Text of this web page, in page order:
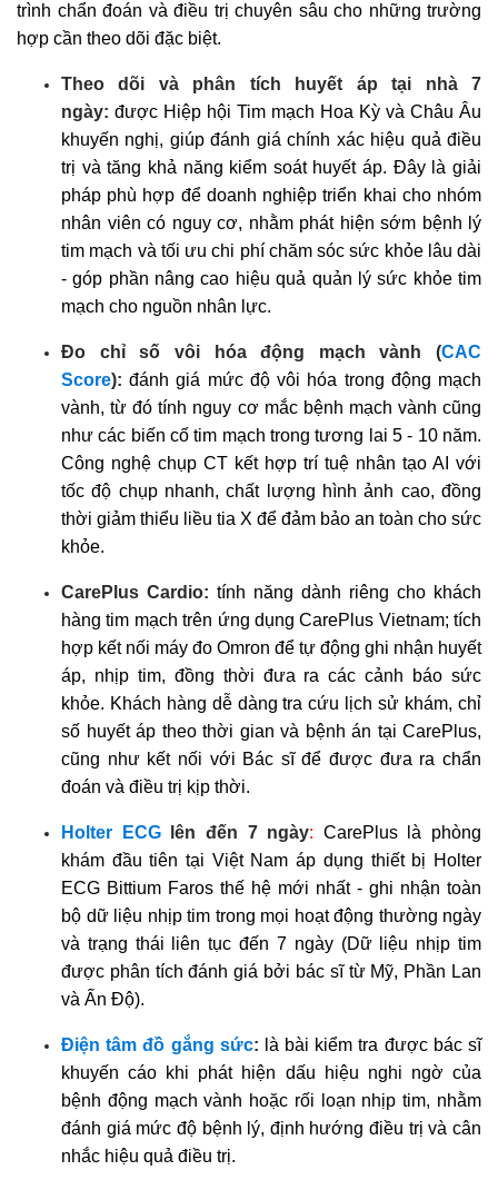
trình chẩn đoán và điều trị chuyên sâu cho những trường
hợp cần theo dõi đặc biệt.
Theo dõi và phân tích huyết áp tại nhà 7
ngày: được Hiệp hội Tim mạch Hoa Kỳ và Châu Âu
khuyến nghị, giúp đánh giá chính xác hiệu quả điều
trị và tăng khả năng kiểm soát huyết áp. Đây là giải
pháp phù hợp để doanh nghiệp triển khai cho nhóm
nhân viên có nguy cơ, nhằm phát hiện sớm bệnh lý
tim mạch và tối ưu chi phí chăm sóc sức khỏe lâu dài
- góp phần nâng cao hiệu quả quản lý sức khỏe tim
mạch cho nguồn nhân lực.
Đo chỉ số vôi hóa động mạch vành (CAC
Score): đánh giá mức độ vôi hóa trong động mạch
vành, từ đó tính nguy cơ mắc bệnh mạch vành cũng
như các biến cố tim mạch trong tương lai 5 - 10 năm.
Công nghệ chụp CT kết hợp trí tuệ nhân tạo AI với
tốc độ chụp nhanh, chất lượng hình ảnh cao, đồng
thời giảm thiểu liều tia X để đảm bảo an toàn cho sức
khỏe.
CarePlus Cardio: tính năng dành riêng cho khách
hàng tim mạch trên ứng dụng CarePlus Vietnam; tích
hợp kết nối máy đo Omron để tự động ghi nhận huyết
áp, nhịp tim, đồng thời đưa ra các cảnh báo sức
khỏe. Khách hàng dễ dàng tra cứu lịch sử khám, chỉ
số huyết áp theo thời gian và bệnh án tại CarePlus,
cũng như kết nối với Bác sĩ để được đưa ra chẩn
đoán và điều trị kịp thời.
Holter ECGlên đến 7 ngày: CarePlus là phòng
khám đầu tiên tại Việt Nam áp dụng thiết bị Holter
ECG Bittium Faros thế hệ mới nhất - ghi nhận toàn
bộ dữ liệu nhịp tim trong mọi hoạt động thường ngày
và trạng thái liên tục đến 7 ngày (Dữ liệu nhịp tim
được phân tích đánh giá bởi bác sĩ từ Mỹ, Phần Lan
và Ấn Độ).
Điện tâm đồ gắng sức: là bài kiểm tra được bác sĩ
khuyến cáo khi phát hiện dấu hiệu nghi ngờ của
bệnh động mạch vành hoặc rối loạn nhịp tim, nhằm
đánh giá mức độ bệnh lý, định hướng điều trị và cân
nhắc hiệu quả điều trị.